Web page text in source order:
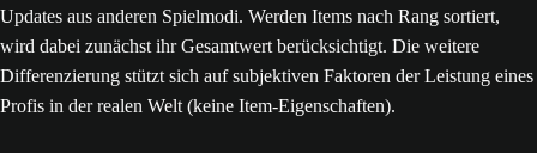
Updates aus anderen Spielmodi. Werden Items nach Rang sortiert,
wird dabei zunächst ihr Gesamtwert berücksichtigt. Die weitere
Differenzierung stützt sich auf subjektiven Faktoren der Leistung eines
Profis in der realen Welt (keine Item-Eigenschaften).